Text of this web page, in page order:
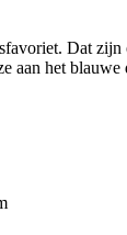
Dat
aan het blauwe